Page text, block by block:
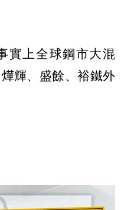
實上全球鋼市大混
輝、盛餘、裕鐵外